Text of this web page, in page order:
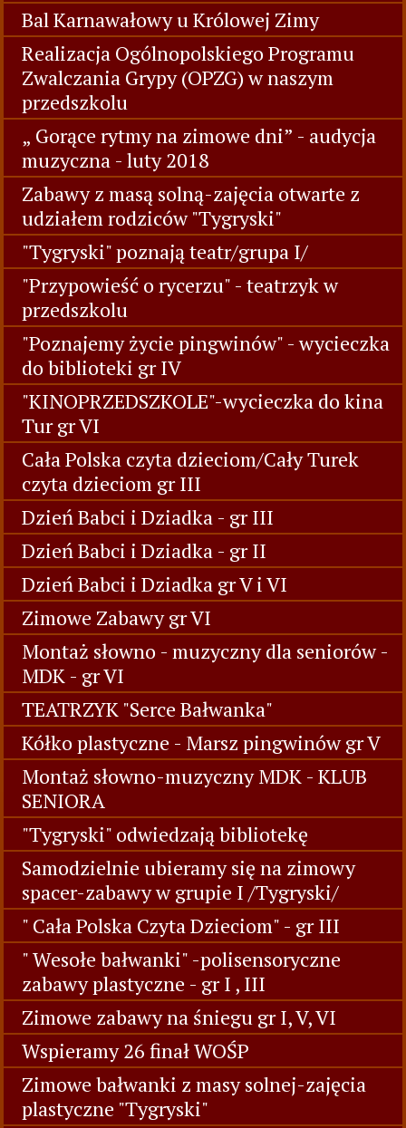
Bal Karnawałowy u Królowej Zimy
Realizacja Ogólnopolskiego Programu
Zwalczania Grypy (OPZG) w naszym
przedszkolu
„ Gorące rytmy na zimowe dni” - audycja
muzyczna - luty 2018
Zabawy z masą solną-zajęcia otwarte z
udziałem rodziców "Tygryski"
"Tygryski" poznają teatr/grupa I/
"Przypowieść o rycerzu" - teatrzyk w
przedszkolu
"Poznajemy życie pingwinów" - wycieczka
do biblioteki gr IV
"KINOPRZEDSZKOLE"-wycieczka do kina
Tur gr VI
Cała Polska czyta dzieciom/Cały Turek
czyta dzieciom gr III
Dzień Babci i Dziadka - gr III
Dzień Babci i Dziadka - gr II
Dzień Babci i Dziadka gr V i VI
Zimowe Zabawy gr VI
Montaż słowno - muzyczny dla seniorów -
MDK - gr VI
TEATRZYK "Serce Bałwanka"
Kółko plastyczne - Marsz pingwinów gr V
Montaż słowno-muzyczny MDK - KLUB
SENIORA
"Tygryski" odwiedzają bibliotekę
Samodzielnie ubieramy się na zimowy
spacer-zabawy w grupie I /Tygryski/
" Cała Polska Czyta Dzieciom" - gr III
" Wesołe bałwanki" -polisensoryczne
zabawy plastyczne - gr I , III
Zimowe zabawy na śniegu gr I, V, VI
Wspieramy 26 finał WOŚP
Zimowe bałwanki z masy solnej-zajęcia
plastyczne "Tygryski"